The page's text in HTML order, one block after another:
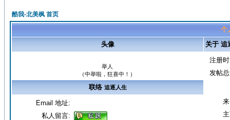
酷我-北美枫 首页
个
头像
关于 追
举人
（中举啦，狂喜中！）
注册
发帖
联络 追逐人生
Email 地址:
私人留言: